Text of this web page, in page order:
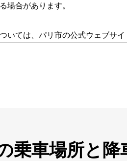
場合があります。
いては、パリ市の公式ウェブサイ
乗車場所と降